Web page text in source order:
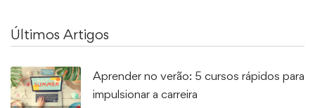
Últimos Artigos
Aprender no verão: 5 cursos rápidos para
impulsionar a carreira